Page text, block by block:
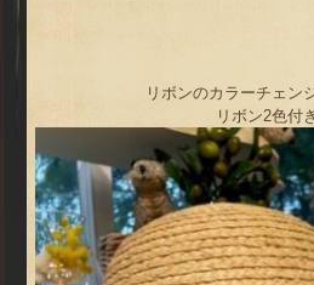
リボンのカラーチェン
リボン2色付